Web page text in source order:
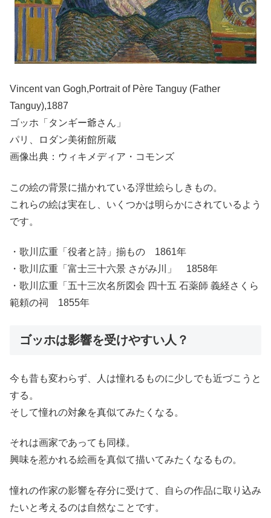
Vincent van Gogh,Portrait of Père Tanguy (Father
Tanguy),1887
ゴッホ「タンギー爺さん」
パリ、ロダン美術館所蔵
画像出典：ウィキメディア・コモンズ
この絵の背景に描かれている浮世絵らしきもの。
これらの絵は実在し、いくつかは明らかにされているよう
です。
・歌川広重「役者と詩」揃もの 1861年
・歌川広重「富士三十六景 さがみ川」 1858年
・歌川広重「五十三次名所図会 四十五 石薬師 義経さくら
範頼の祠 1855年
ゴッホは影響を受けやすい人？
今も昔も変わらず、人は憧れるものに少しでも近づこうと
する。
そして憧れの対象を真似てみたくなる。
それは画家であっても同様。
興味を惹かれる絵画を真似て描いてみたくなるもの。
憧れの作家の影響を存分に受けて、自らの作品に取り込み
たいと考えるのは自然なことです。